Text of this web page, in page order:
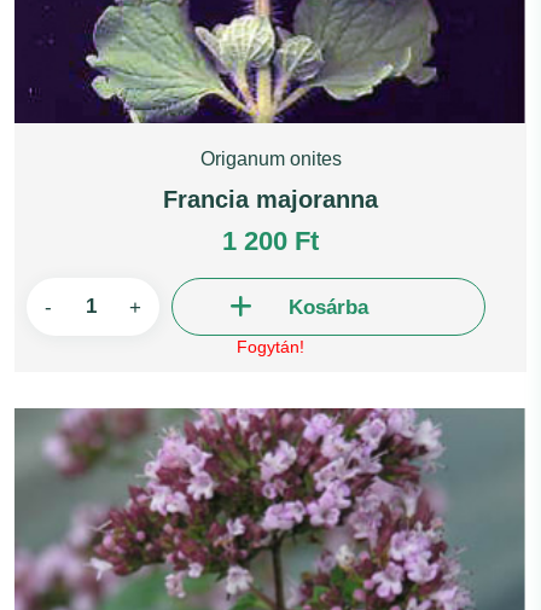
Origanum onites
Francia majoranna
1 200 Ft
- + Kosárba
Fogytán!